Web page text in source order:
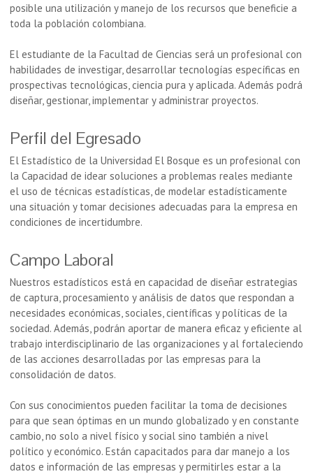
posible una utilización y manejo de los recursos que beneficie a
toda la población colombiana.
El estudiante de la Facultad de Ciencias será un profesional con
habilidades de investigar, desarrollar tecnologías específicas en
prospectivas tecnológicas, ciencia pura y aplicada. Además podrá
diseñar, gestionar, implementar y administrar proyectos.
Perfil del Egresado
El Estadístico de la Universidad El Bosque es un profesional con
la Capacidad de idear soluciones a problemas reales mediante
el uso de técnicas estadísticas, de modelar estadísticamente
una situación y tomar decisiones adecuadas para la empresa en
condiciones de incertidumbre.
Campo Laboral
Nuestros estadísticos está en capacidad de diseñar estrategias
de captura, procesamiento y análisis de datos que respondan a
necesidades económicas, sociales, científicas y políticas de la
sociedad. Además, podrán aportar de manera eficaz y eficiente al
trabajo interdisciplinario de las organizaciones y al fortaleciendo
de las acciones desarrolladas por las empresas para la
consolidación de datos.
Con sus conocimientos pueden facilitar la toma de decisiones
para que sean óptimas en un mundo globalizado y en constante
cambio, no solo a nivel físico y social sino también a nivel
político y económico. Están capacitados para dar manejo a los
datos e información de las empresas y permitirles estar a la